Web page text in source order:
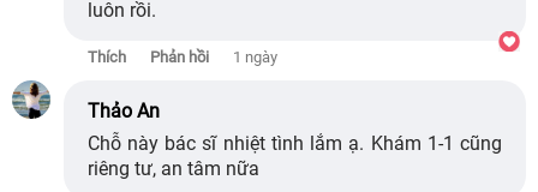
luôn rồi.
Thích Phản hồi 1 ngày
Thảo An
Chỗ này bác sĩ nhiệt tình lắm ạ. Khám 1-1 cũng
riêng tư, an tâm nữa